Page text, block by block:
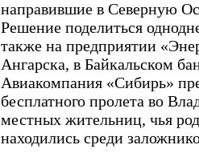
направившие в Северную
Решение поделиться
также на предприятии
Ангарска, в Байкальском
Авиакомпания «Сибирь»
бесплатного пролета во
местных жительниц, чья
находились среди